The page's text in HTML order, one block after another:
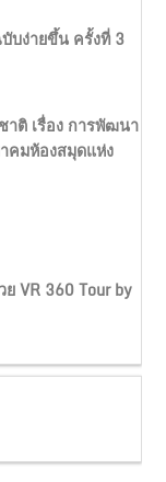
บง่ายขึ้น ครั้งที่ 3
าติ เรื่อง การพัฒนา
คมห้องสมุดแห่ง
VR 360 Tour by